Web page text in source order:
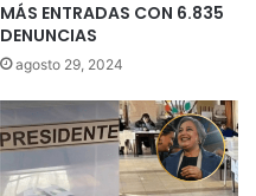
MÁS ENTRADAS CON 6.835
DENUNCIAS
agosto 29, 2024